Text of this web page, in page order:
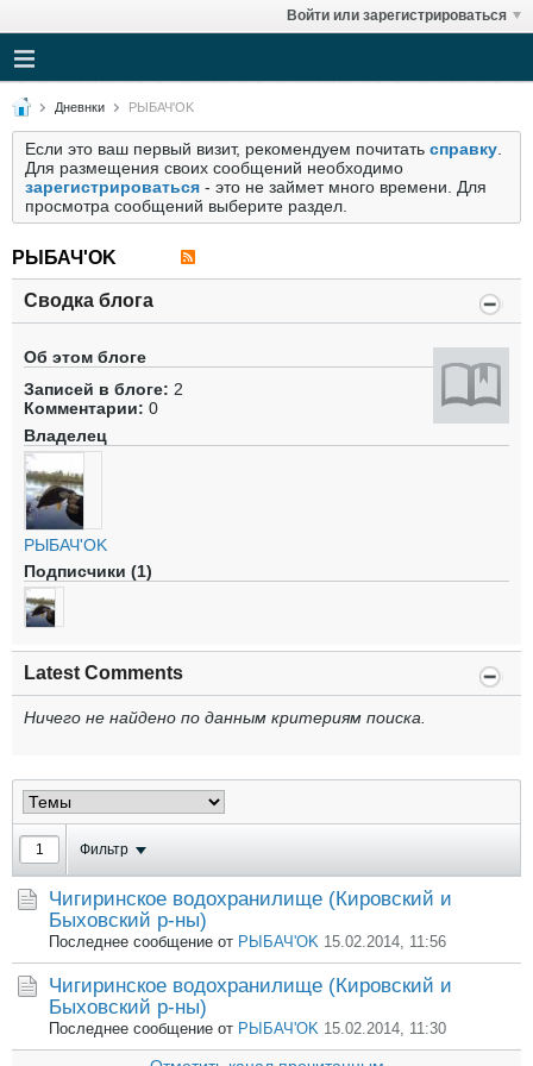
Войти или зарегистрироваться
Дневнки РЫБАЧ'OK
Если это ваш первый визит, рекомендуем почитать справку
Для размещения своих сообщений необходимо
зарегистрироваться - это не займет много времени. Для
просмотра сообщений выберите раздел.
РЫБАЧ'OK
Сводка блога
Об этом блоге
Записей в блоге: 2
Комментарии: 0
Владелец
РЫБАЧ'OK
Подписчики (1)
Latest Comments
Ничего не найдено по данным критериям поиска.
Фильтр
Чигиринское водохранилище (Кировский и
Быховский р-ны)
Последнее сообщение от РЫБАЧ'OK 15.02.2014, 11:56
Чигиринское водохранилище (Кировский и
Быховский р-ны)
Последнее сообщение от РЫБАЧ'OK 15.02.2014, 11:30